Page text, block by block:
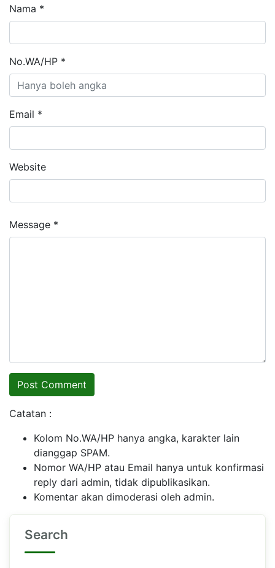
Nama *
No.WA/HP *
Email *
Website
Message *
Catatan :
Kolom No.WA/HP hanya angka, karakter lain
dianggap SPAM.
Nomor WA/HP atau Email hanya untuk konfirmasi
reply dari admin, tidak dipublikasikan.
Komentar akan dimoderasi oleh admin.
Search